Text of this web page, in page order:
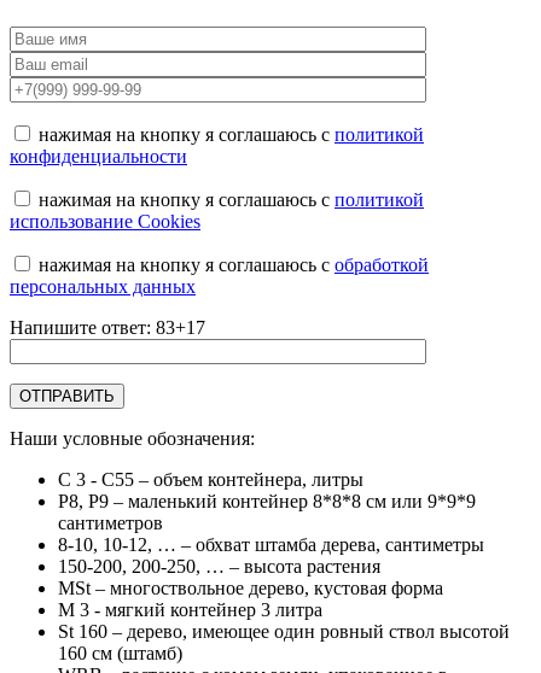
нажимая на кнопку я соглашаюсь с политикой
конфиденциальности
нажимая на кнопку я соглашаюсь с политикой
использование Cookies
нажимая на кнопку я соглашаюсь с обработкой
персональных данных
Напишите ответ: 83+17
Наши условные обозначения:
C 3 - C55 – объем контейнера, литры
Р8, Р9 – маленький контейнер 8*8*8 см или 9*9*9
сантиметров
8-10, 10-12, … – обхват штамба дерева, сантиметры
150-200, 200-250, … – высота растения
MSt – многоствольное дерево, кустовая форма
М 3 - мягкий контейнер 3 литра
St 160 – дерево, имеющее один ровный ствол высотой
160 см (штамб)